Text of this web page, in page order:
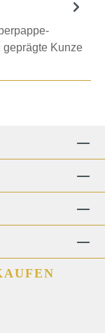
geprägte Kunze